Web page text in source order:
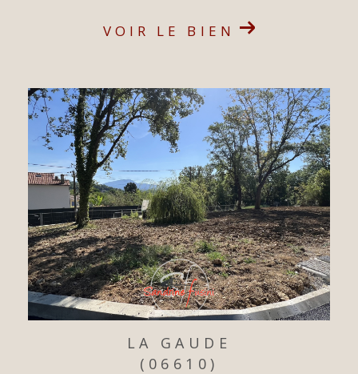
VOIR LE BIEN
LA GAUDE
(06610)